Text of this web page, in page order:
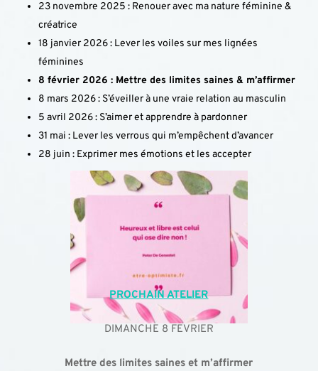
23 novembre 2025 : Renouer avec ma nature féminine &
créatrice
18 janvier 2026 : Lever les voiles sur mes lignées
féminines
8 février 2026 : Mettre des limites saines & m’affirmer
8 mars 2026 : S’éveiller à une vraie relation au masculin
5 avril 2026 : S’aimer et apprendre à pardonner
31 mai : Lever les verrous qui m’empêchent d’avancer
28 juin : Exprimer mes émotions et les accepter
PROCHAIN ATELIER
DIMANCHE 8 FEVRIER
Mettre des limites saines et m’affirmer